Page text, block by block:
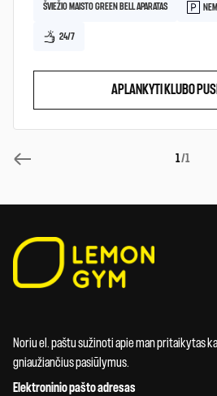
ŠVIEŽIO MAISTO GREEN BELL APARATAS
24/7
APLANKYTI KLUBO
1/1
Noriu el. paštu sužinoti apie man pritaikytas
gniaužiančius pasiūlymus.
Elektroninio pašto adresas